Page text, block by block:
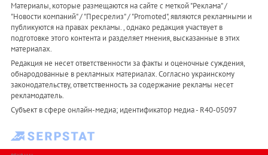
Материалы, которые размещаются на сайте с меткой "Реклама" /
"Новости компаний" / "Пресрелиз" / "Promoted", являются рекламными и
публикуются на правах рекламы. , однако редакция участвует в
подготовке этого контента и разделяет мнения, высказанные в этих
материалах.
Редакция не несет ответственности за факты и оценочные суждения,
обнародованные в рекламных материалах. Согласно украинскому
законодательству, ответственность за содержание рекламы несет
рекламодатель.
Субъект в сфере онлайн-медиа; идентификатор медиа - R40-05097